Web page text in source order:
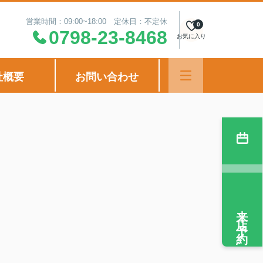
営業時間：09:00~18:00 定休日：不定休
0798-23-8468 お気に入り
0
概要 お問い合わせ
来店予約